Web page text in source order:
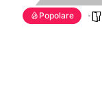
Popolare